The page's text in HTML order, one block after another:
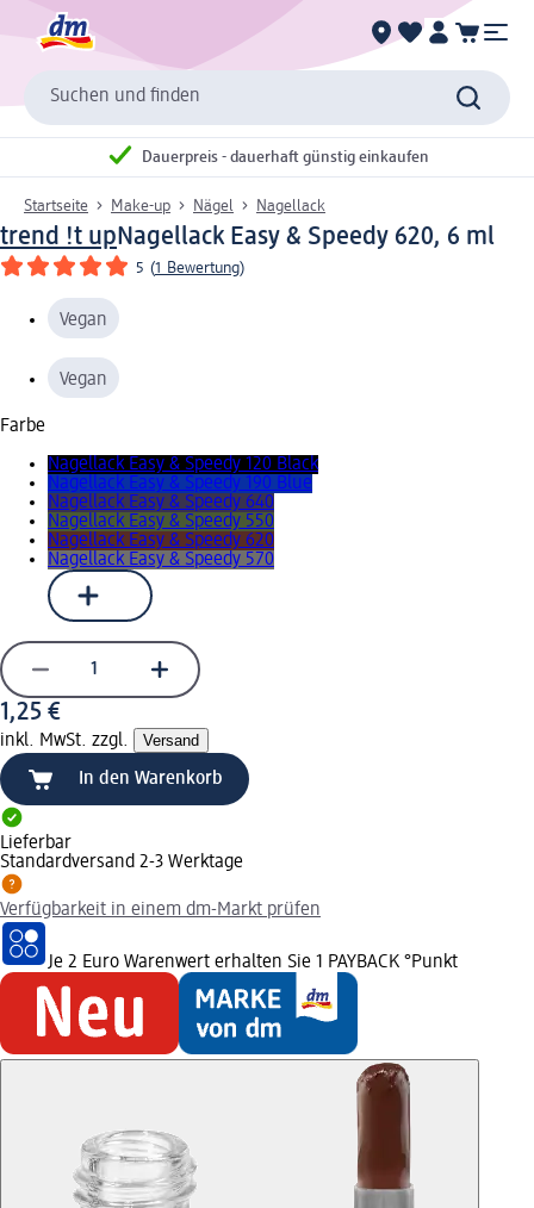
Suchen und finden
Dauerpreis - dauerhaft günstig einkaufen
Startseite Make-up Nägel Nagellack
trend !t upNagellack Easy & Speedy 620, 6 ml
5 (1 Bewertung)
Vegan
Vegan
Farbe
Nagellack Easy & Speedy 120 Black
Nagellack Easy & Speedy 190 Blue
Nagellack Easy & Speedy 640
Nagellack Easy & Speedy 550
Nagellack Easy & Speedy 620
Nagellack Easy & Speedy 570
1,25 €
inkl. MwSt. zzgl. Versand
In den Warenkorb
Lieferbar
Standardversand 2-3 Werktage
Verfügbarkeit in einem dm-Markt prüfen
Je 2 Euro Warenwert erhalten Sie 1 PAYBACK °Punkt